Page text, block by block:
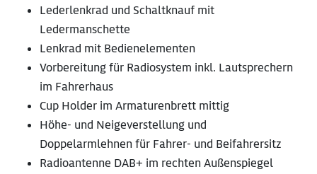
Lederlenkrad und Schaltknauf mit
Ledermanschette
Lenkrad mit Bedienelementen
Vorbereitung für Radiosystem inkl. Lautsprechern
im Fahrerhaus
Cup Holder im Armaturenbrett mittig
Höhe- und Neigeverstellung und
Doppelarmlehnen für Fahrer- und Beifahrersitz
Radioantenne DAB+ im rechten Außenspiegel